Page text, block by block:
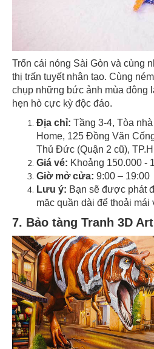
Trốn cái nóng Sài Gòn và cùng
thị trấn tuyết nhân tạo. Cùng
chụp những bức ảnh mùa đông
hẹn hò cực kỳ độc đáo.
Địa chỉ: Tầng 3-4, Tòa
Home, 125 Đồng Văn
Thủ Đức (Quận 2 cũ),
Giá vé: Khoảng 150.000 -
Giờ mở cửa: 9:00 – 19:00
Lưu ý: Bạn sẽ được phát
mặc quần dài để thoải mái
7. Bảo tàng Tranh 3D